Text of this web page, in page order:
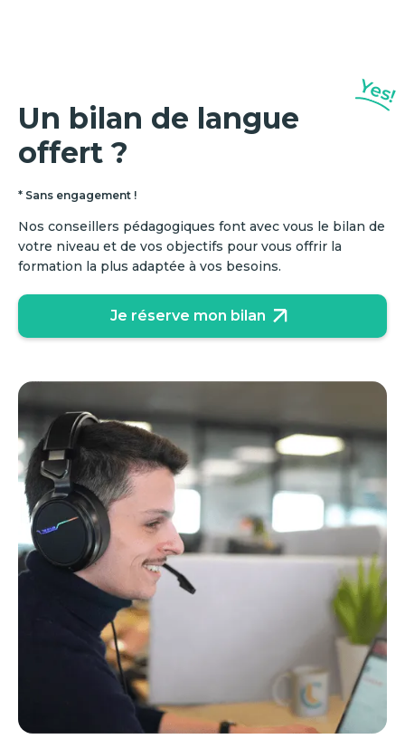
Un bilan de langue
offert ?
* Sans engagement !
Nos conseillers pédagogiques font avec vous le bilan de
votre niveau et de vos objectifs pour vous offrir la
formation la plus adaptée à vos besoins.
Je réserve mon bilan
Yes!